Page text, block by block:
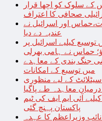
کے سلوک کو اچھا قرار
صحافی کا اعتراف
اور اسرائیل نے
عندیہ دے دیا
کیلیے اسرائیل پر
حماس نے ہامی بھرلی
جنگ بندی کے معاہدے
میں توسیع کے امکانات
کے لیے منظوری
معاہدہ طے پاگیا
آئی ایم ایف کی ٹیم
پاکستان پہنچ گئی
وزیراعظم کا عہدہ